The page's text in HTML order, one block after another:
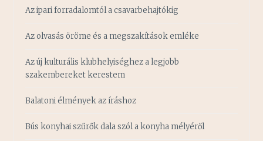
Az ipari forradalomtól a csavarbehajtókig
Az olvasás öröme és a megszakítások emléke
Az új kulturális klubhelyiséghez a legjobb
szakembereket kerestem
Balatoni élmények az íráshoz
Bús konyhai szűrők dala szól a konyha mélyéről